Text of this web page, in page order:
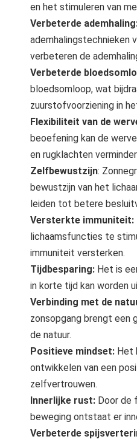
en het stimuleren van
Verbeterde
ademhalingstechnieken
verbeteren de
Verbeterde
bloedsomloop, wat
zuurstofvoorziening in
Flexibiliteit van de
beoefening kan de
en rugklachten
Zelfbewustzijn:
bewustzijn van het
leiden tot betere
Versterkte immuniteit:
lichaamsfuncties te
immuniteit versterken.
Tijdbesparing: Het is
in korte tijd kan worden
Verbinding met de
zonsopgang brengt een
de natuur.
Positieve mindset: Het
ontwikkelen van een
zelfvertrouwen.
Innerlijke rust: Door de
beweging ontstaat er
Verbeterde